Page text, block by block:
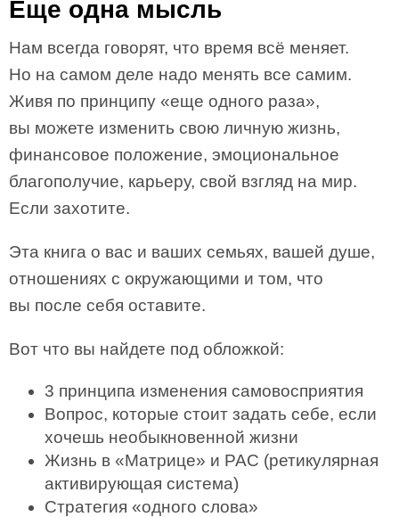
Еще одна мысль
Нам всегда говорят, что время всё меняет.
Но на самом деле надо менять все самим.
Живя по принципу «еще одного раза»,
вы можете изменить свою личную жизнь,
финансовое положение, эмоциональное
благополучие, карьеру, свой взгляд на мир.
Если захотите.
Эта книга о вас и ваших семьях, вашей душе,
отношениях с окружающими и том, что
вы после себя оставите.
Вот что вы найдете под обложкой:
3 принципа изменения самовосприятия
Вопрос, которые стоит задать себе, если
хочешь необыкновенной жизни
Жизнь в «Матрице» и РАС (ретикулярная
активирующая система)
Стратегия «одного слова»